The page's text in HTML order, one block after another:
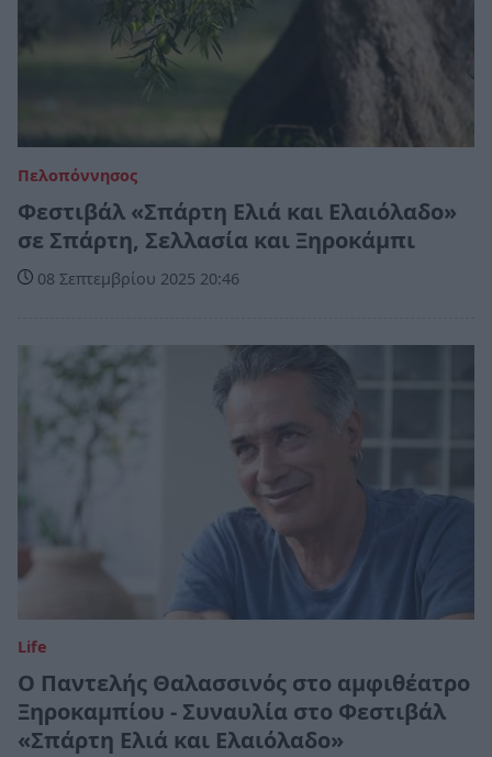
Πελοπόννησος
Φεστιβάλ «Σπάρτη Ελιά και Ελαιόλαδο»
σε Σπάρτη, Σελλασία και Ξηροκάμπι
08 Σεπτεμβρίου 2025 20:46
Life
Ο Παντελής Θαλασσινός στο αμφιθέατρο
Ξηροκαμπίου - Συναυλία στο Φεστιβάλ
«Σπάρτη Ελιά και Ελαιόλαδο»